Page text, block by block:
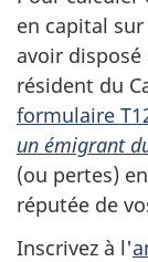
en capital
avoir disposé
résident du
formulaire
un émigrant
(ou pertes)
réputée de
Inscrivez à l'